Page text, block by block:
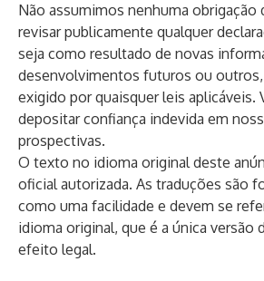
Não assumimos nenhuma obrigação
revisar publicamente qualquer
seja como resultado de novas
desenvolvimentos futuros ou
exigido por quaisquer leis aplicáveis.
depositar confiança indevida em
prospectivas.
O texto no idioma original deste
oficial autorizada. As traduções são
como uma facilidade e devem se
idioma original, que é a única versão
efeito legal.